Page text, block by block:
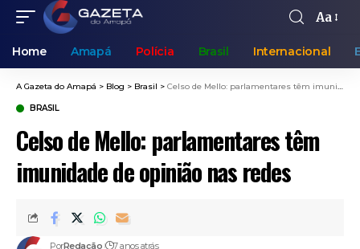
Aa
Home Amapá Polícia Brasil Internacional
A Gazeta do Amapá > Blog > Brasil > Celso de Mello: parlamentares têm imunidade de opinião nas redes
BRASIL
Celso de Mello: parlamentares têm
imunidade de opinião nas redes
PorRedação 7 anos atrás